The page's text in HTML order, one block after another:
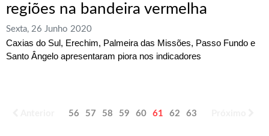
regiões na bandeira vermelha
Sexta, 26 Junho 2020
Caxias do Sul, Erechim, Palmeira das Missões, Passo Fundo e
Santo Ângelo apresentaram piora nos indicadores
56 57 58 59 60 61 62 63